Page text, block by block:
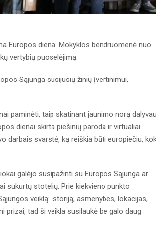
Europos diena. Mokyklos bendruomenė nuo
vertybių puoselėjimą.
Sąjunga susijusių žinių įvertinimui,
paminėti, taip skatinant jaunimo norą
dienai skirta piešinių paroda ir virtualiai
darbais svarstė, ką reiškia būti europiečiu,
galėjo susipažinti su Europos Sąjunga ar
sukurtų stotelių. Prie kiekvieno punkto
veiklą: istoriją, asmenybes, lokacijas,
prizai, tad ši veikla susilaukė be galo daug